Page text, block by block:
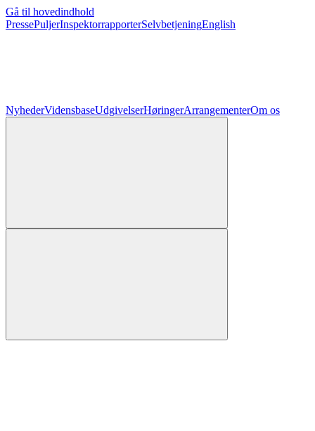
Gå til hovedindhold
PressePuljerInspektorrapporterSelvbetjeningEnglish
NyhederVidensbaseUdgivelserHøringerArrangementerOm os